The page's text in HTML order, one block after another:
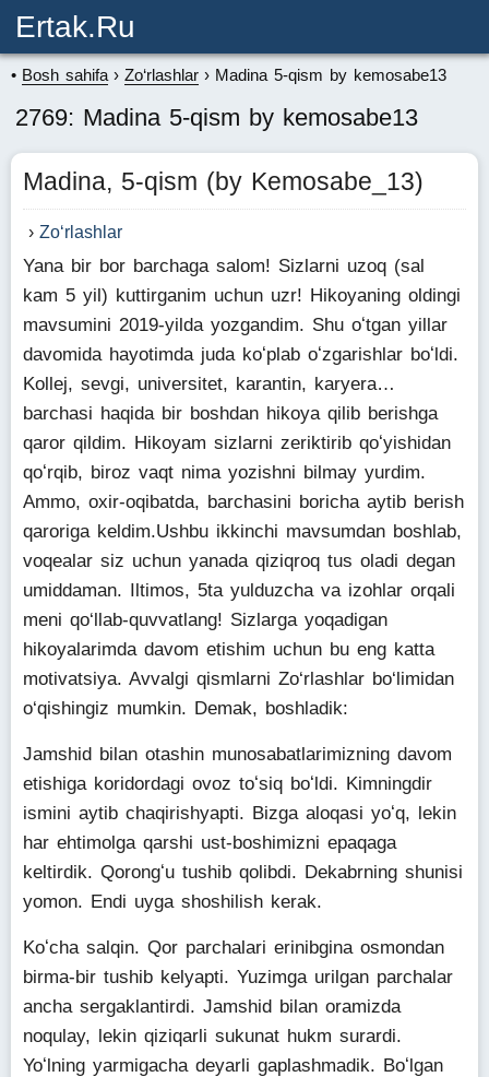
Ertak.ru
Bosh sahifa Zo‘rlashlar Madina 5-qism by kemosabe13
2769: Madina 5-qism by kemosabe13
Madina, 5-qism (by Kemosabe_13)
Zo‘rlashlar
Yana bir bor barchaga salom! Sizlarni uzoq (sal
kam 5 yil) kuttirganim uchun uzr! Hikoyaning oldingi
mavsumini 2019-yilda yozgandim. Shu oʻtgan yillar
davomida hayotimda juda koʻplab oʻzgarishlar boʻldi.
Kollej, sevgi, universitet, karantin, karyera…
barchasi haqida bir boshdan hikoya qilib berishga
qaror qildim. Hikoyam sizlarni zeriktirib qoʻyishidan
qoʻrqib, biroz vaqt nima yozishni bilmay yurdim.
Ammo, oxir-oqibatda, barchasini boricha aytib berish
qaroriga keldim.Ushbu ikkinchi mavsumdan boshlab,
voqealar siz uchun yanada qiziqroq tus oladi degan
umiddaman. Iltimos, 5ta yulduzcha va izohlar orqali
meni qo‘llab-quvvatlang! Sizlarga yoqadigan
hikoyalarimda davom etishim uchun bu eng katta
motivatsiya. Avvalgi qismlarni Zo‘rlashlar bo‘limidan
o‘qishingiz mumkin. Demak, boshladik:
Jamshid bilan otashin munosabatlarimizning davom
etishiga koridordagi ovoz toʻsiq boʻldi. Kimningdir
ismini aytib chaqirishyapti. Bizga aloqasi yoʻq, lekin
har ehtimolga qarshi ust-boshimizni epaqaga
keltirdik. Qorongʻu tushib qolibdi. Dekabrning shunisi
yomon. Endi uyga shoshilish kerak.
Koʻcha salqin. Qor parchalari erinibgina osmondan
birma-bir tushib kelyapti. Yuzimga urilgan parchalar
ancha sergaklantirdi. Jamshid bilan oramizda
noqulay, lekin qiziqarli sukunat hukm surardi.
Yoʻlning yarmigacha deyarli gaplashmadik. Boʻlgan